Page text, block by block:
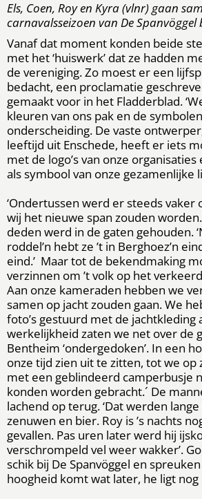
Els, Coen, Roy en Kyra (vlnr) gaan
carnavalsseizoen van De Spanvöggel
Vanaf dat moment konden beide
met het ‘huiswerk’ dat ze hadden
de vereniging. Zo moest er een
bedacht, een proclamatie
gemaakt voor in het Fladderblad.
kleuren van ons pak en de
onderscheiding. De vaste
leeftijd uit Enschede, heeft er iets
met de logo’s van onze
als symbool van onze gezamenlijke
‘Ondertussen werd er steeds vaker
wij het nieuwe span zouden
deden werd in de gaten gehouden.
roddel’n hebt ze ’t in Berghoez’n
eind.’ Maar tot de bekendmaking
verzinnen om ’t volk op het
Aan onze kameraden hebben we
samen op jacht zouden gaan. We
foto’s gestuurd met de jachtkleding
werkelijkheid zaten we net over de
Bentheim ‘ondergedoken’. In een
onze tijd zien uit te zitten, tot we op
met een geblindeerd camperbusje
konden worden gebracht.´ De
lachend op terug. ‘Dat werden
zenuwen en bier. Roy is ’s nachts
gevallen. Pas uren later werd hij
verschrompeld vel weer wakker’.
schik bij De Spanvöggel en spreuken
hoogheid komt wat later, he ligt nog